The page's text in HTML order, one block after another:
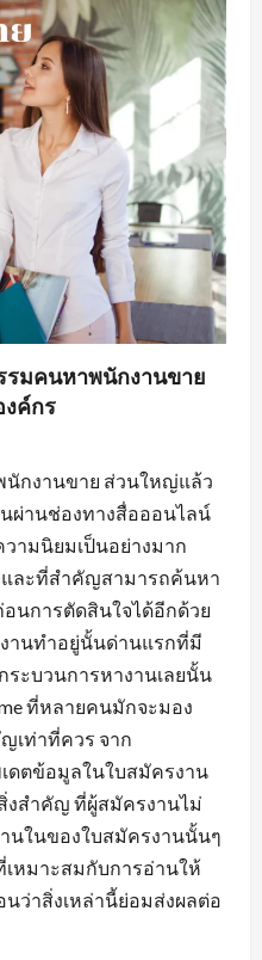
พื่อ
มคนหาพนักงานขาย
ค์กร
กงานขาย ส่วนใหญ่แล้ว
ผ่านช่องทางสื่อออนไลน์
ามนิยมเป็นอย่างมาก
และที่สำคัญสามารถค้นหา
นการตัดสินใจได้อีกด้วย
านทำอยู่นั้นด่านแรกที่มี
ะบวนการหางานเลยนั้น
ที่หลายคนมักจะมอง
เท่าที่ควร จาก
ดตข้อมูลในใบสมัครงาน
งสำคัญ ที่ผู้สมัครงานไม่
นในของใบสมัครงานนั้นๆ
หมาะสมกับการอ่านให้
ว่าสิ่งเหล่านี้ย่อมส่งผลต่อ